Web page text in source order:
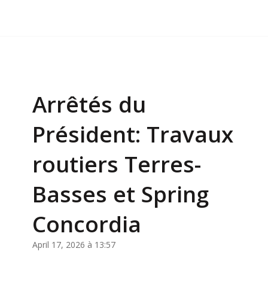
Arrêtés du
Président: Travaux
routiers Terres-
Basses et Spring
Concordia
April 17, 2026 à 13:57